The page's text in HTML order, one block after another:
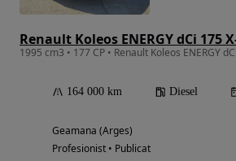
164 000 km Diesel
Geamana (Arges)
Profesionist • Publicat